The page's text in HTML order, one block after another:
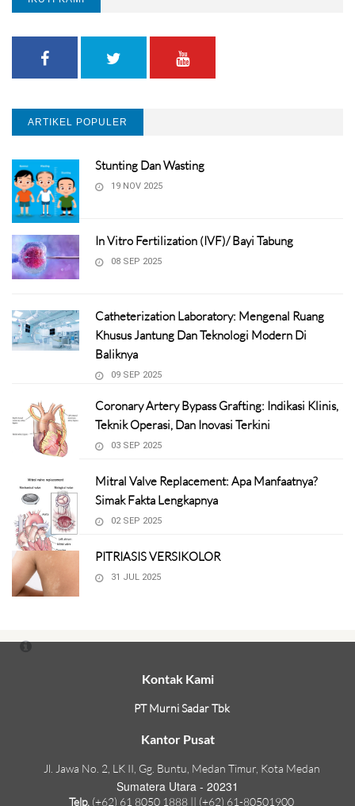
ARTIKEL POPULER
Stunting Dan Wasting
19 NOV 2025
In Vitro Fertilization (IVF)/ Bayi Tabung
08 SEP 2025
Catheterization Laboratory: Mengenal Ruang
Khusus Jantung Dan Teknologi Modern Di
Baliknya
09 SEP 2025
Coronary Artery Bypass Grafting: Indikasi Klinis,
Teknik Operasi, Dan Inovasi Terkini
03 SEP 2025
Mitral Valve Replacement: Apa Manfaatnya?
Simak Fakta Lengkapnya
02 SEP 2025
PITRIASIS VERSIKOLOR
31 JUL 2025
Kontak Kami
PT Murni Sadar Tbk
Kantor Pusat
Jl. Jawa No. 2, LK II, Gg. Buntu, Medan Timur, Kota Medan
Sumatera Utara - 20231
Telp. (+62) 61 8050 1888 || (+62) 61-80501900